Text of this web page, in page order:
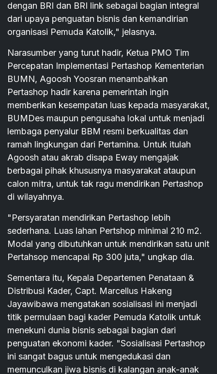
dengan BRI dan BRI link sebagai bagian integral
dari upaya penguatan bisnis dan kemandirian
organisasi Pemuda Katolik," jelasnya.
Narasumber yang turut hadir, Ketua PMO Tim
Percepatan Implementasi Pertashop Kementerian
BUMN, Agoosh Yoosran menambahkan
Pertashop hadir karena pemerintah ingin
memberikan kesempatan luas kepada masyarakat,
BUMDes maupun pengusaha lokal untuk menjadi
lembaga penyalur BBM resmi berkualitas dan
ramah lingkungan dari Pertamina. Untuk itulah
Agoosh atau akrab disapa Eway mengajak
berbagai pihak khususnya masyarakat ataupun
calon mitra, untuk tak ragu mendirikan Pertashop
di wilayahnya.
"Persyaratan mendirikan Pertashop lebih
sederhana. Luas lahan Pertshop minimal 210 m2.
Modal yang dibutuhkan untuk mendirikan satu unit
Pertahsop mencapai Rp 300 juta," ungkap dia.
Sementara itu, Kepala Departemen Penataan &
Distribusi Kader, Capt. Marcellus Hakeng
Jayawibawa mengatakan sosialisasi ini menjadi
titik permulaan bagi kader Pemuda Katolik untuk
menekuni dunia bisnis sebagai bagian dari
penguatan ekonomi kader. "Sosialisasi Pertashop
ini sangat bagus untuk mengedukasi dan
memunculkan jiwa bisnis di kalangan anak-anak